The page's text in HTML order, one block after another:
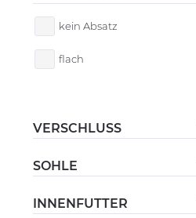
Arthrose
Einlagengeeignet
kein Absatz
flach
VERSCHLUSS
Schnürschuhe
SOHLE
Gummisohle
INNENFUTTER